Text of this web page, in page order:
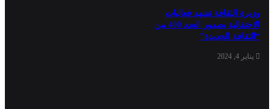
وزيرة الثقافة تشهد فعاليات
الاحتفالية بصدور العدد 400 من
“الثقافة الجديدة”
يناير 4, 2024